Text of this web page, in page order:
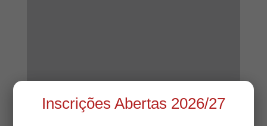
Inscrições Abertas 2026/27